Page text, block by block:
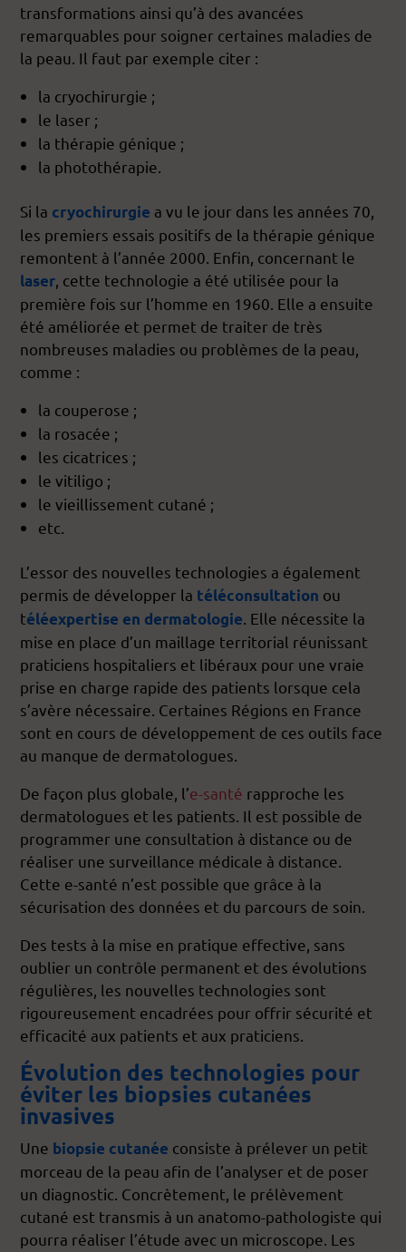
transformations ainsi qu’à des avancées
remarquables pour soigner certaines maladies de
la peau. Il faut par exemple citer :
la cryochirurgie ;
le laser ;
la thérapie génique ;
la photothérapie.
Si la cryochirurgie a vu le jour dans les années 70,
les premiers essais positifs de la thérapie génique
remontent à l’année 2000. Enfin, concernant le
laser , cette technologie a été utilisée pour la
première fois sur l’homme en 1960. Elle a ensuite
été améliorée et permet de traiter de très
nombreuses maladies ou problèmes de la peau,
comme :
la couperose ;
la rosacée ;
les cicatrices ;
le vitiligo ;
le vieillissement cutané ;
etc.
L’essor des nouvelles technologies a également
permis de développer la téléconsultation ou
téléexpertise en dermatologie . Elle nécessite la
mise en place d’un maillage territorial réunissant
praticiens hospitaliers et libéraux pour une vraie
prise en charge rapide des patients lorsque cela
s’avère nécessaire. Certaines Régions en France
sont en cours de développement de ces outils face
au manque de dermatologues.
De façon plus globale, l’e-santé rapproche les
dermatologues et les patients. Il est possible de
programmer une consultation à distance ou de
réaliser une surveillance médicale à distance.
Cette e-santé n’est possible que grâce à la
sécurisation des données et du parcours de soin.
Des tests à la mise en pratique effective, sans
oublier un contrôle permanent et des évolutions
régulières, les nouvelles technologies sont
rigoureusement encadrées pour offrir sécurité et
efficacité aux patients et aux praticiens.
Évolution des technologies pour
éviter les biopsies cutanées
invasives
Une biopsie cutanée consiste à prélever un petit
morceau de la peau afin de l’analyser et de poser
un diagnostic. Concrètement, le prélèvement
cutané est transmis à un anatomo-pathologiste qui
pourra réaliser l’étude avec un microscope. Les